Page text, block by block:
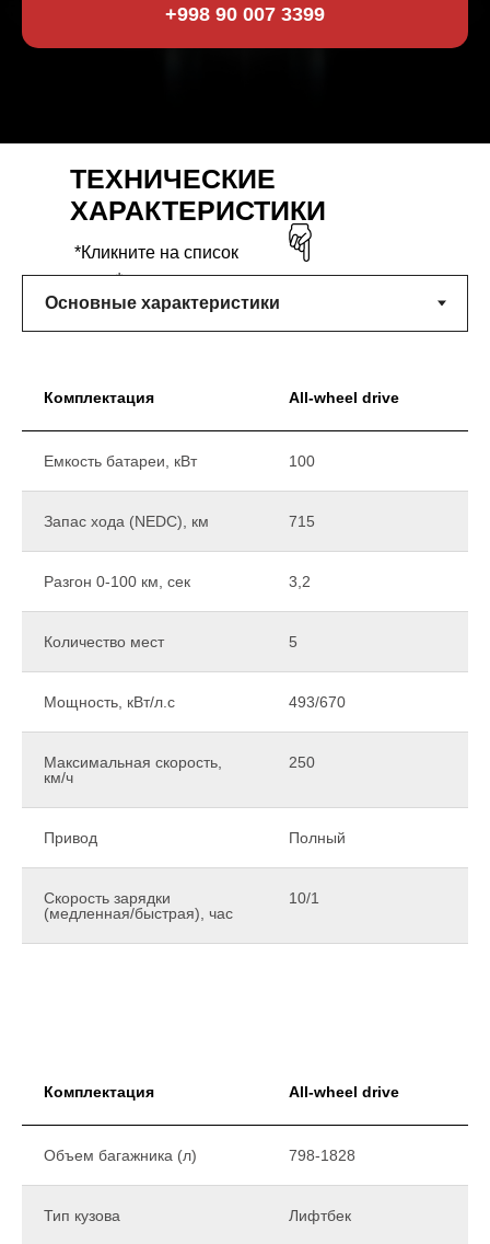
+998 90 007 3399
ТЕХНИЧЕСКИЕ
ХАРАКТЕРИСТИКИ
*Кликните на список
ниже*
Комплектация All-wheel drive
Емкость батареи, кВт 100
Запас хода (NEDC), км 715
Разгон 0-100 км, сек 3,2
Количество мест 5
Мощность, кВт/л.с 493/670
Максимальная скорость,
км/ч
250
Привод Полный
Скорость зарядки
(медленная/быстрая), час
10/1
Комплектация All-wheel drive
Объем багажника (л) 798-1828
Тип кузова Лифтбек